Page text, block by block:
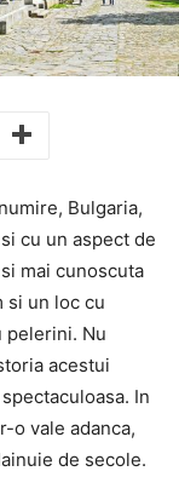
Bulgaria,
cu un aspect de
mai cunoscuta
si un loc cu
pelerini. Nu
acestui
In
o vale adanca,
de secole.